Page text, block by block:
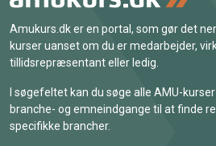
Amukurs.dk er en portal, som gør det
kurser uanset om du er medarbejder,
tillidsrepræsentant eller ledig.
I søgefeltet kan du søge alle AMU-
branche- og emneindgange til at finde
specifikke brancher.